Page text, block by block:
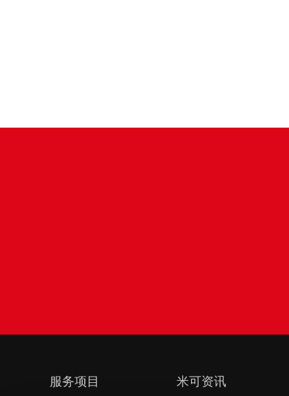
服务项目 米可资讯